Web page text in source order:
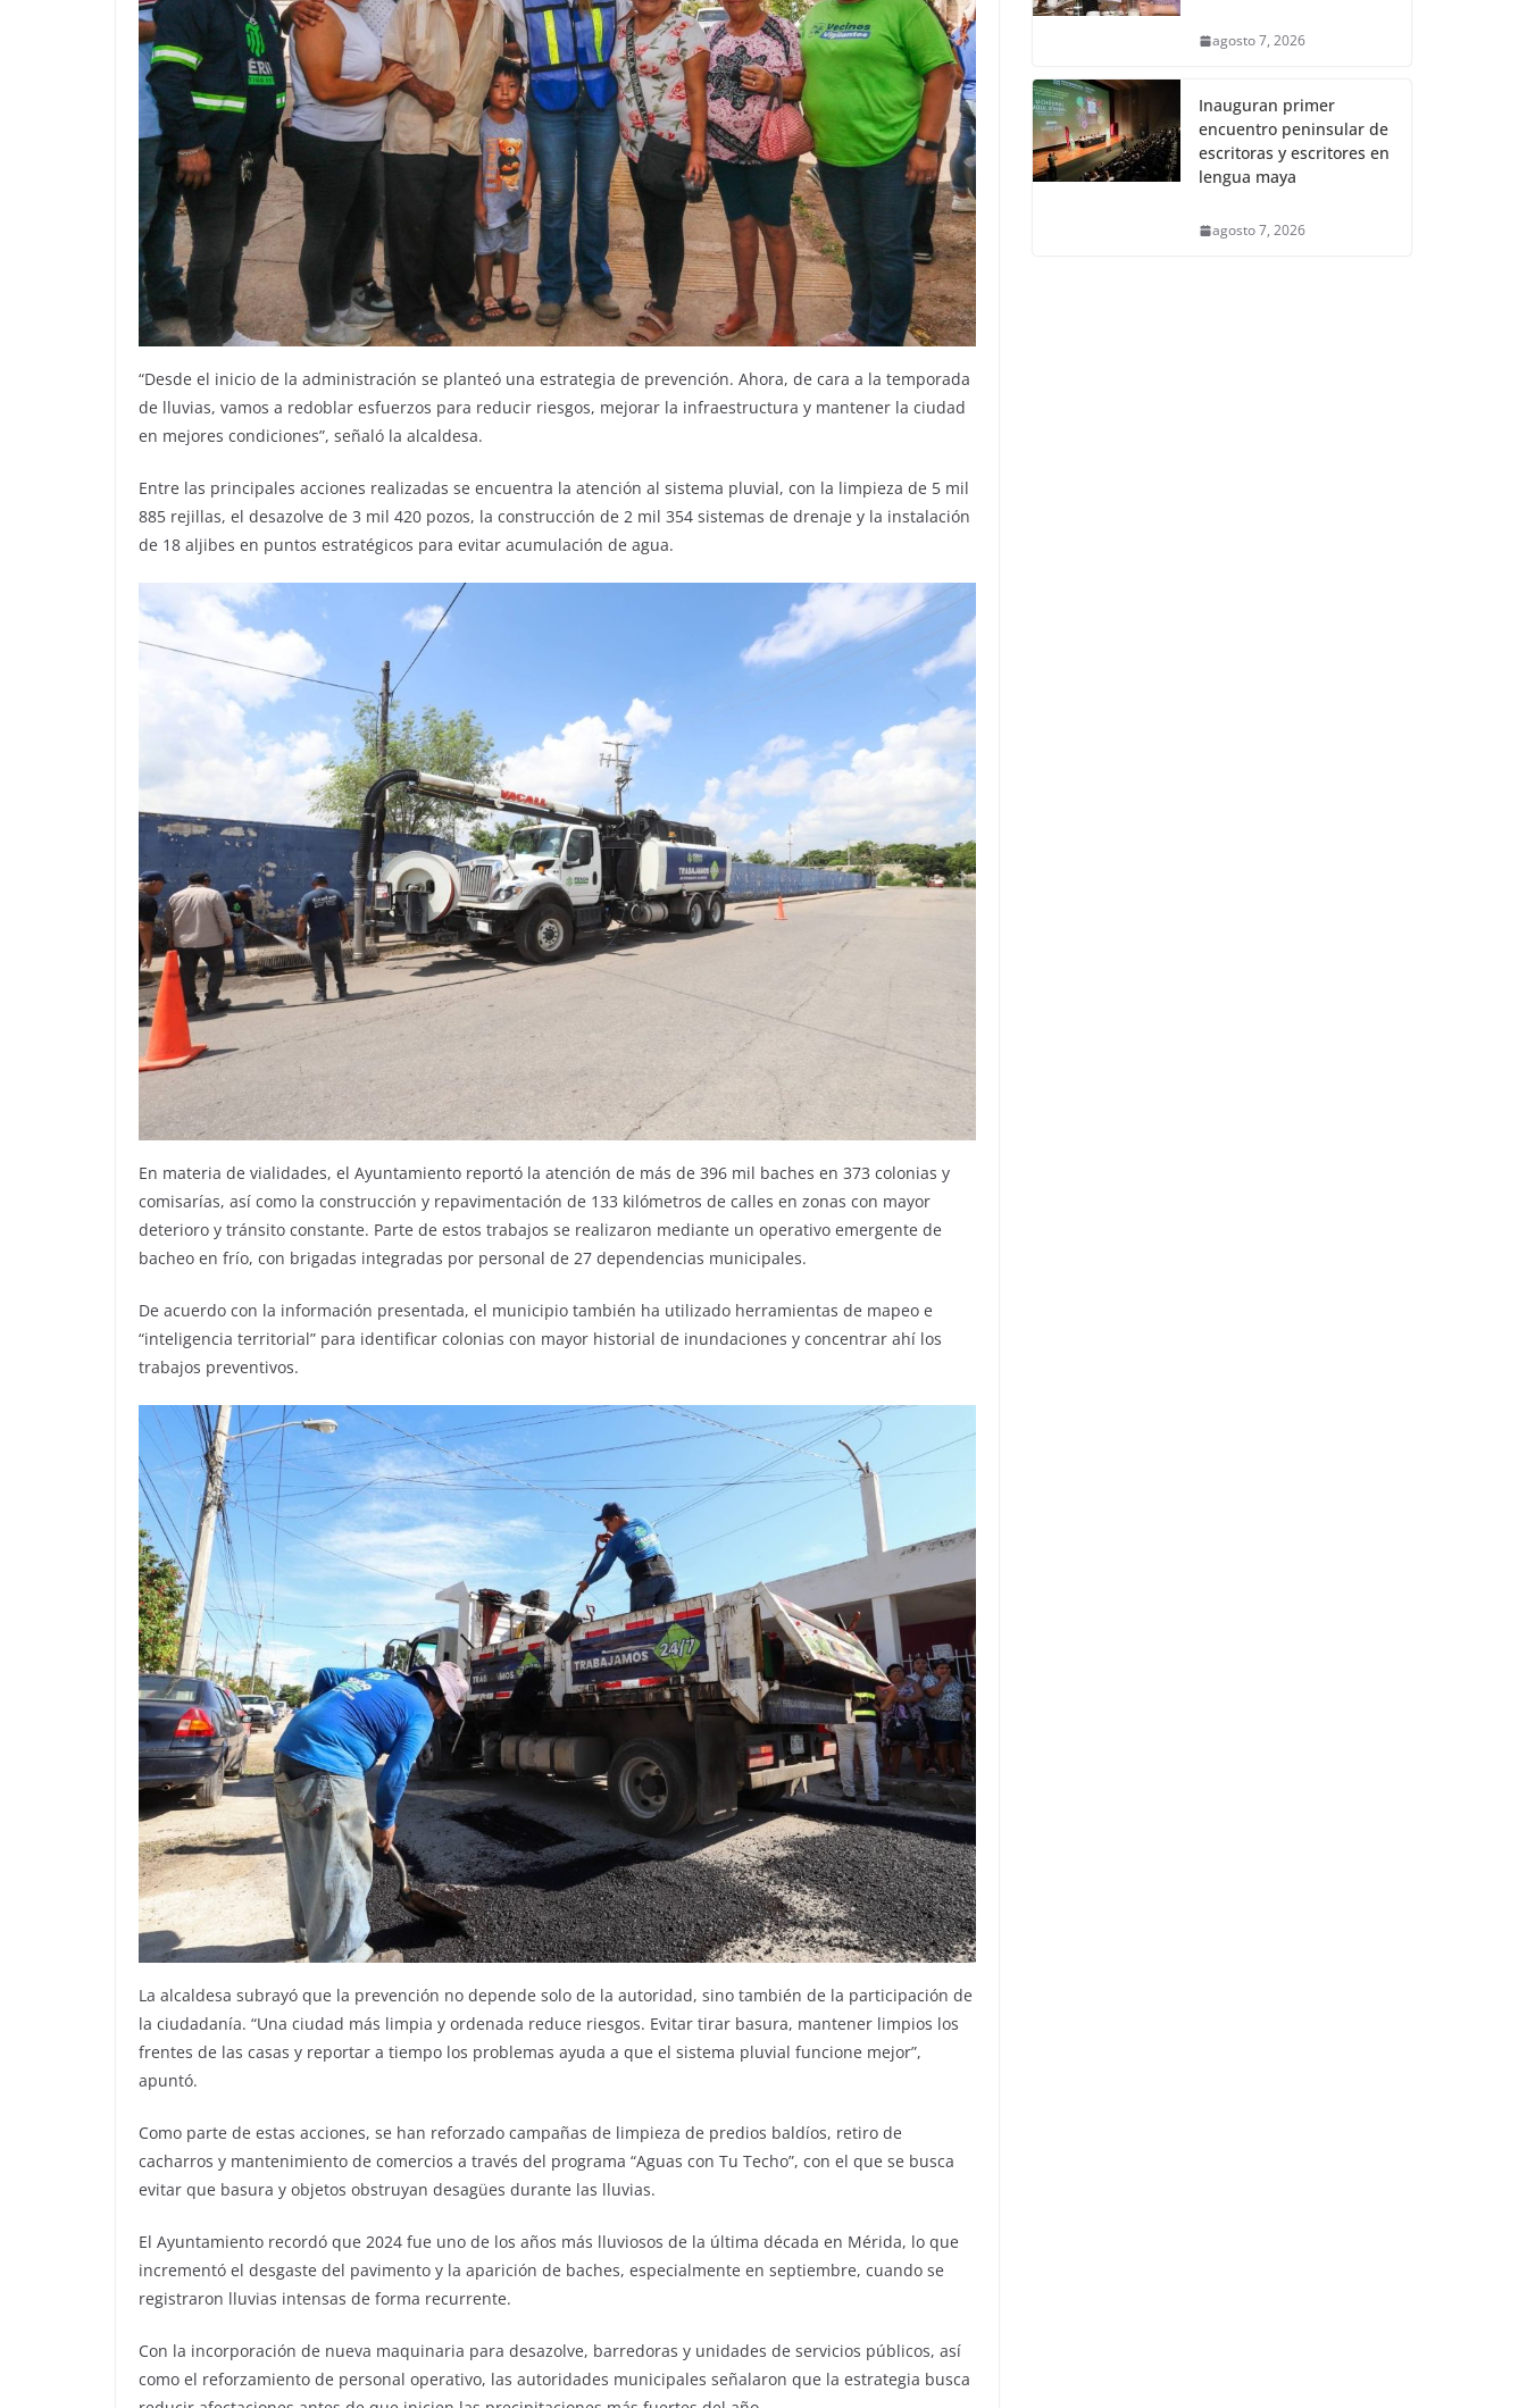
“Desde el inicio de la administración se planteó una estrategia de prevención. Ahora, de cara a la temporada
de lluvias, vamos a redoblar esfuerzos para reducir riesgos, mejorar la infraestructura y mantener la ciudad
en mejores condiciones”, señaló la alcaldesa.
Entre las principales acciones realizadas se encuentra la atención al sistema pluvial, con la limpieza de 5 mil
885 rejillas, el desazolve de 3 mil 420 pozos, la construcción de 2 mil 354 sistemas de drenaje y la instalación
de 18 aljibes en puntos estratégicos para evitar acumulación de agua.
En materia de vialidades, el Ayuntamiento reportó la atención de más de 396 mil baches en 373 colonias y
comisarías, así como la construcción y repavimentación de 133 kilómetros de calles en zonas con mayor
deterioro y tránsito constante. Parte de estos trabajos se realizaron mediante un operativo emergente de
bacheo en frío, con brigadas integradas por personal de 27 dependencias municipales.
De acuerdo con la información presentada, el municipio también ha utilizado herramientas de mapeo e
“inteligencia territorial” para identificar colonias con mayor historial de inundaciones y concentrar ahí los
trabajos preventivos.
La alcaldesa subrayó que la prevención no depende solo de la autoridad, sino también de la participación de
la ciudadanía. “Una ciudad más limpia y ordenada reduce riesgos. Evitar tirar basura, mantener limpios los
frentes de las casas y reportar a tiempo los problemas ayuda a que el sistema pluvial funcione mejor”,
apuntó.
Como parte de estas acciones, se han reforzado campañas de limpieza de predios baldíos, retiro de
cacharros y mantenimiento de comercios a través del programa “Aguas con Tu Techo”, con el que se busca
evitar que basura y objetos obstruyan desagües durante las lluvias.
El Ayuntamiento recordó que 2024 fue uno de los años más lluviosos de la última década en Mérida, lo que
incrementó el desgaste del pavimento y la aparición de baches, especialmente en septiembre, cuando se
registraron lluvias intensas de forma recurrente.
Con la incorporación de nueva maquinaria para desazolve, barredoras y unidades de servicios públicos, así
como el reforzamiento de personal operativo, las autoridades municipales señalaron que la estrategia busca
agosto 7, 2026
Inauguran primer
encuentro peninsular de
escritoras y escritores en
lengua maya
agosto 7, 2026